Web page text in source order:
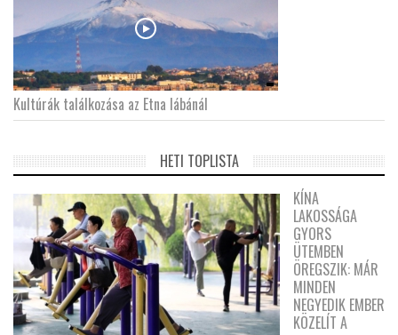
Kultúrák találkozása az Etna lábánál
HETI TOPLISTA
KÍNA
LAKOSSÁGA
GYORS
ÜTEMBEN
ÖREGSZIK: MÁR
MINDEN
NEGYEDIK EMBER
KÖZELÍT A